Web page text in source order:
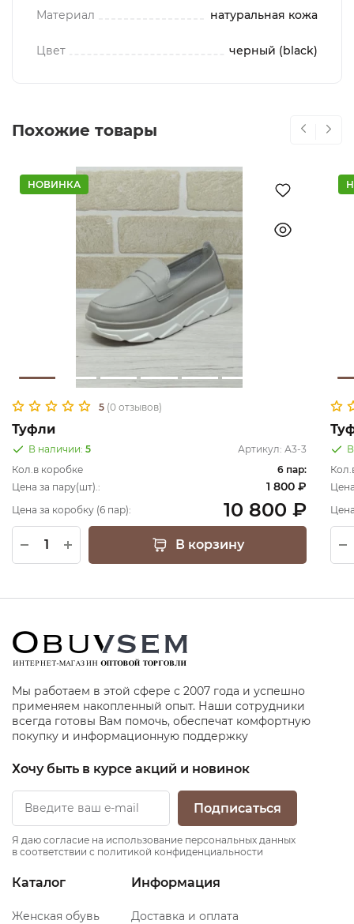
Материал натуральная кожа
Цвет черный (black)
Похожие товары
НОВИНКА
5 (0 отзывов)
Туфли
В наличии: 5 Артикул: А3-3
Кол.в коробке
6 пар:
Цена за пару(шт).:
1 800 ₽
Цена за коробку (6 пар): 10 800 ₽
В корзину
Мы работаем в этой сфере с 2007 года и успешно
применяем накопленный опыт. Наши сотрудники
всегда готовы Вам помочь, обеспечат комфортную
покупку и информационную поддержку
Хочу быть в курсе акций и новинок
Подписаться
Я даю согласие на использование персональных данных
в соответствии с политикой конфиденциальности
Каталог
Женская обувь
Информация
Доставка и оплата